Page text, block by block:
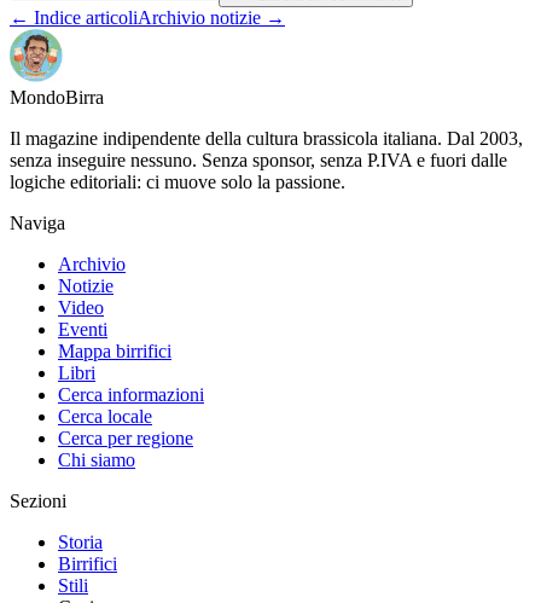
← Indice articoliArchivio notizie →
MondoBirra
Il magazine indipendente della cultura brassicola italiana. Dal 2003,
senza inseguire nessuno. Senza sponsor, senza P.IVA e fuori dalle
logiche editoriali: ci muove solo la passione.
Naviga
Archivio
Notizie
Video
Eventi
Mappa birrifici
Libri
Cerca informazioni
Cerca locale
Cerca per regione
Chi siamo
Sezioni
Storia
Birrifici
Stili